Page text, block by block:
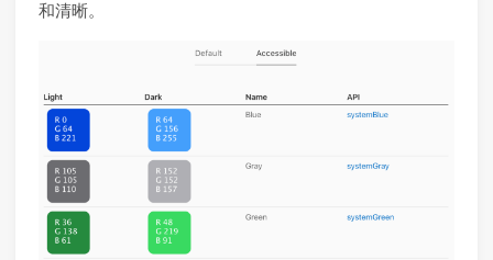
和清晰。